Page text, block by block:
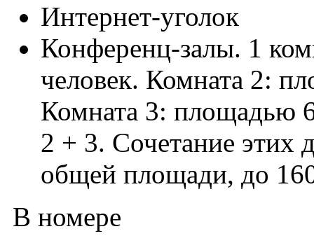
Интернет-уголок
Конференц-залы. 1
человек. Комната 2:
Комната 3: площадью
2 + 3. Сочетание этих
общей площади, до
В номере